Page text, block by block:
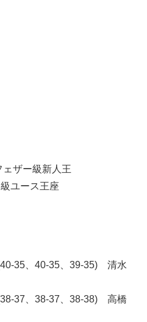
ザー級新人王
ユース王座
35、40-35、39-35) 清水
37、38-37、38-38) 高橋